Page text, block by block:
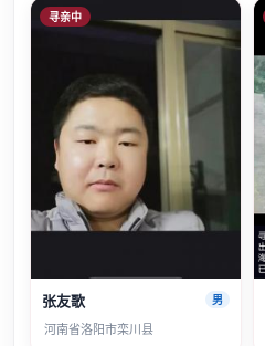
寻亲中
张友歌 男
河南省洛阳市栾川县